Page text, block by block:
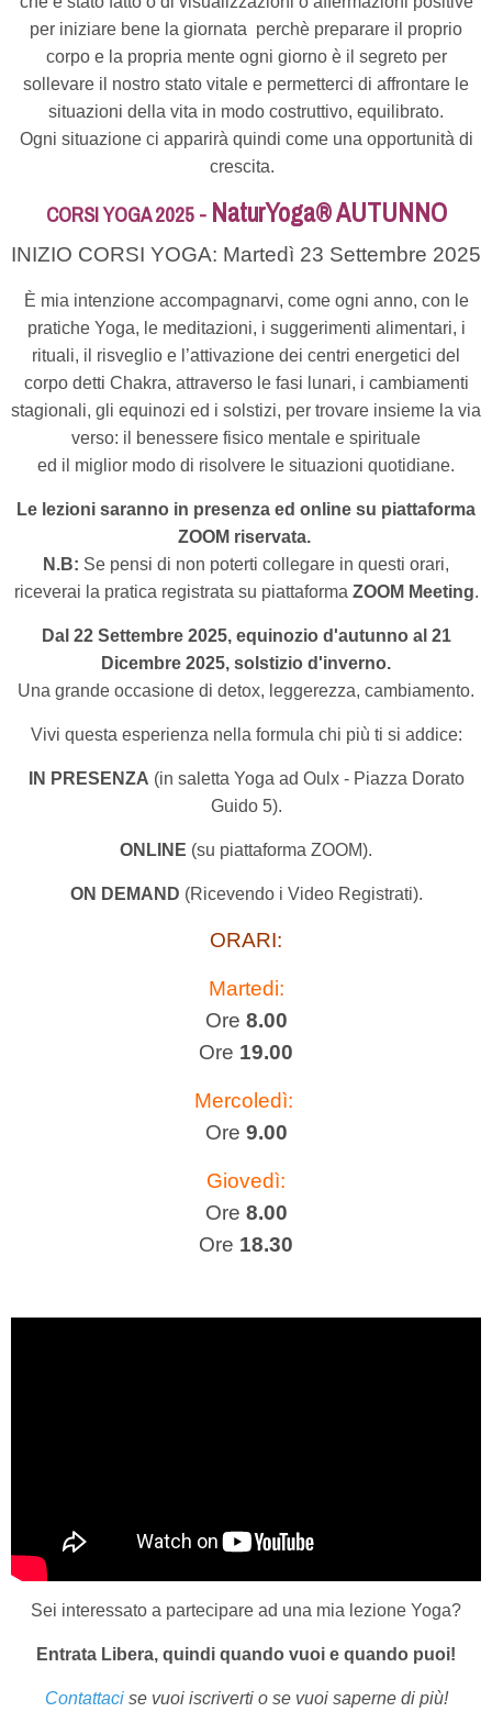
per iniziare bene la giornata perchè preparare il proprio
corpo e la propria mente ogni giorno è il segreto per
sollevare il nostro stato vitale e permetterci di affrontare le
situazioni della vita in modo costruttivo, equilibrato.
Ogni situazione ci apparirà quindi come una opportunità di
crescita.
CORSI YOGA 2025 - NaturYoga® AUTUNNO
INIZIO CORSI YOGA: Martedì 23 Settembre 2025
È mia intenzione accompagnarvi, come ogni anno, con le
pratiche Yoga, le meditazioni, i suggerimenti alimentari, i
rituali, il risveglio e l’attivazione dei centri energetici del
corpo detti Chakra, attraverso le fasi lunari, i cambiamenti
stagionali, gli equinozi ed i solstizi, per trovare insieme la via
verso: il benessere fisico mentale e spirituale
ed il miglior modo di risolvere le situazioni quotidiane.
Le lezioni saranno in presenza ed online su piattaforma
ZOOM riservata.
N.B: Se pensi di non poterti collegare in questi orari,
riceverai la pratica registrata su piattaforma ZOOM Meeting.
Dal 22 Settembre 2025, equinozio d'autunno al 21
Dicembre 2025, solstizio d'inverno.
Una grande occasione di detox, leggerezza, cambiamento.
Vivi questa esperienza nella formula chi più ti si addice:
IN PRESENZA (in saletta Yoga ad Oulx - Piazza Dorato
Guido 5).
ONLINE (su piattaforma ZOOM).
ON DEMAND (Ricevendo i Video Registrati).
ORARI:
Martedi:
Ore 8.00
Ore 19.00
Mercoledì:
Ore 9.00
Giovedì:
Ore 8.00
Ore 18.30
Sei interessato a partecipare ad una mia lezione Yoga?
Entrata Libera, quindi quando vuoi e quando puoi!
Contattacise vuoi iscriverti o se vuoi saperne di più!